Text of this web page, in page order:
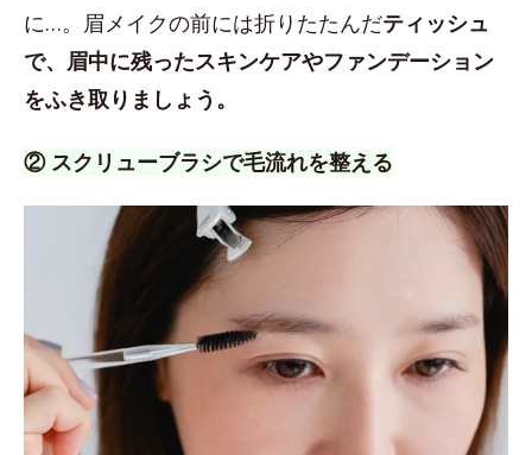
に…。眉メイクの前には折りたたんだティッシュ
で、眉中に残ったスキンケアやファンデーション
をふき取りましょう。
② スクリューブラシで毛流れを整える